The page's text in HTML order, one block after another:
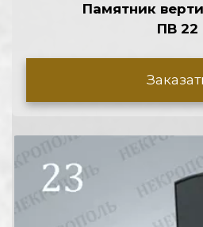
Памятник
ПВ 22